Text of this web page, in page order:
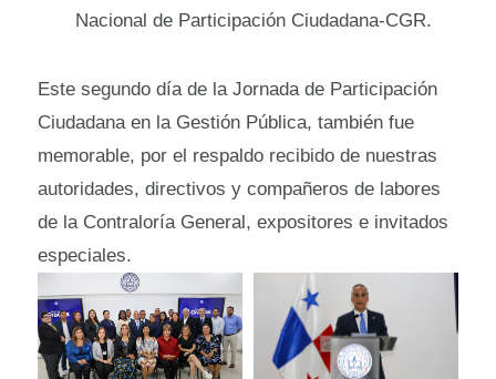
Nacional de Participación Ciudadana-CGR.
Este segundo día de la Jornada de Participación
Ciudadana en la Gestión Pública, también fue
memorable, por el respaldo recibido de nuestras
autoridades, directivos y compañeros de labores
de la Contraloría General, expositores e invitados
especiales.